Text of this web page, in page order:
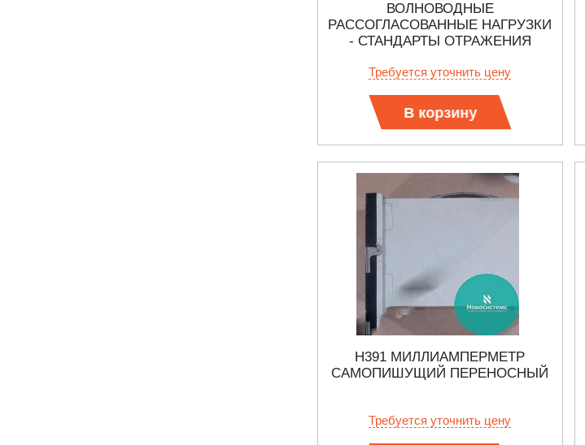
ВОЛНОВОДНЫЕ
РАССОГЛАСОВАННЫЕ НАГРУЗКИ
- СТАНДАРТЫ ОТРАЖЕНИЯ
Требуется уточнить цену
В корзину
Н391 МИЛЛИАМПЕРМЕТР
САМОПИШУЩИЙ ПЕРЕНОСНЫЙ
Требуется уточнить цену